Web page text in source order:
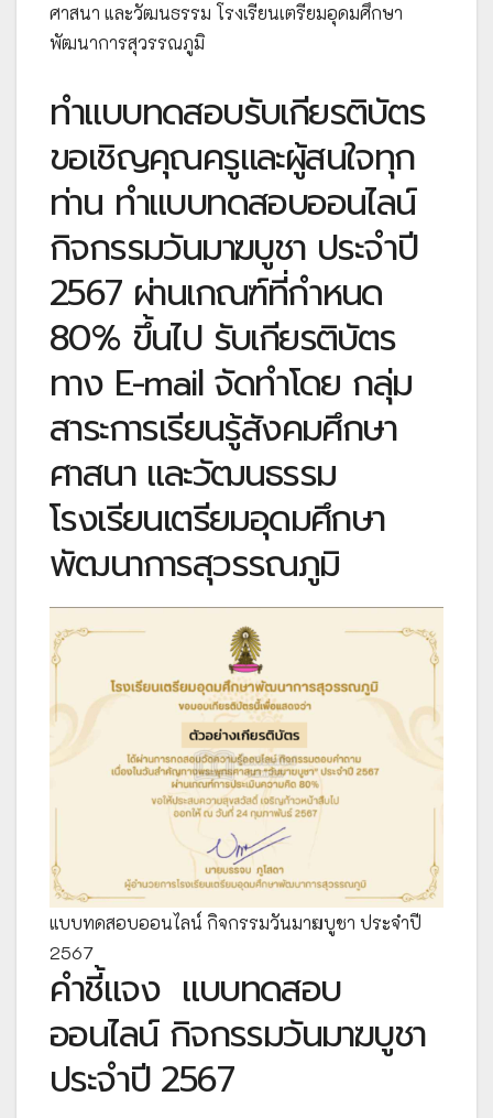
ศาสนา และวัฒนธรรม โรงเรียนเตรียมอุดมศึกษา
พัฒนาการสุวรรณภูมิ
ทำแบบทดสอบรับเกียรติบัตร
ขอเชิญคุณครูและผู้สนใจทุก
ท่าน ทำแบบทดสอบออนไลน์
กิจกรรมวันมาฆบูชา ประจำปี
2567 ผ่านเกณฑ์ที่กำหนด
80% ขึ้นไป รับเกียรติบัตร
ทาง E-mail จัดทำโดย กลุ่ม
สาระการเรียนรู้สังคมศึกษา
ศาสนา และวัฒนธรรม
โรงเรียนเตรียมอุดมศึกษา
พัฒนาการสุวรรณภูมิ
แบบทดสอบออนไลน์ กิจกรรมวันมาฆบูชา ประจำปี
2567
คำชี้แจง แบบทดสอบ
ออนไลน์ กิจกรรมวันมาฆบูชา
ประจำปี 2567